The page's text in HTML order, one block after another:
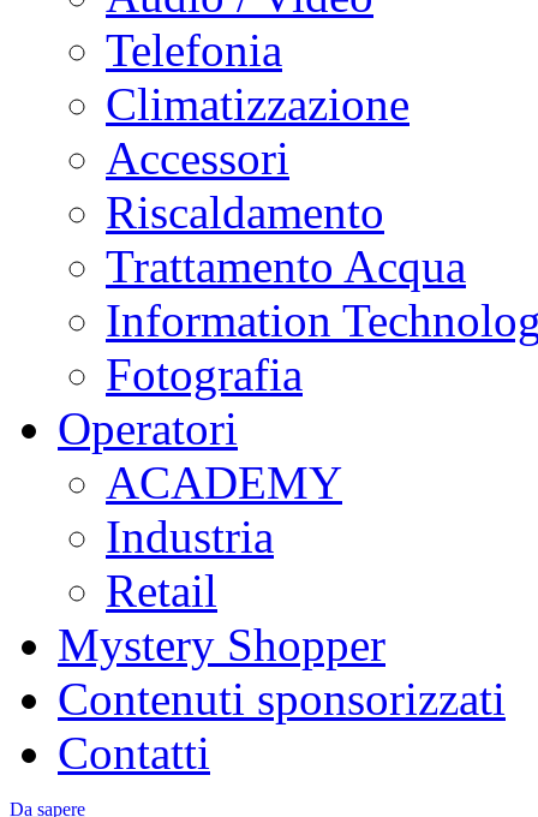
Telefonia
Climatizzazione
Accessori
Riscaldamento
Trattamento Acqua
Information
Fotografia
Operatori
ACADEMY
Industria
Retail
Mystery Shopper
Contenuti sponsorizzati
Contatti
Da sapere